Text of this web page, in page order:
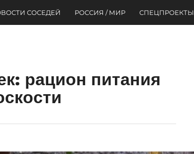
СОСЕДЕЙ РОССИЯ / МИР СПЕЦПРОЕКТЫ
рацион питания